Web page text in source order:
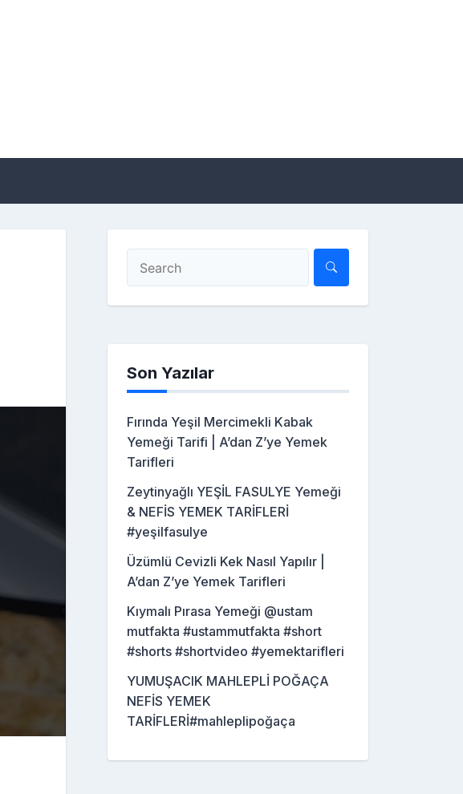
Son Yazılar
Fırında Yeşil Mercimekli Kabak
Yemeği Tarifi | A’dan Z’ye Yemek
Tarifleri
Zeytinyağlı YEŞİL FASULYE Yemeği
& NEFİS YEMEK TARİFLERİ
#yeşilfasulye
Üzümlü Cevizli Kek Nasıl Yapılır |
A’dan Z’ye Yemek Tarifleri
Kıymalı Pırasa Yemeği @ustam
mutfakta #ustammutfakta #short
#shorts #shortvideo #yemektarifleri
YUMUŞACIK MAHLEPLİ POĞAÇA
NEFİS YEMEK
TARİFLERİ#mahleplipoğaça